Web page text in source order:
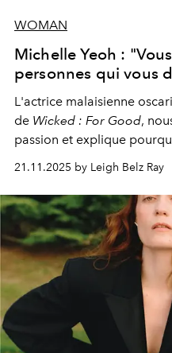
WOMAN
Michelle Yeoh :
personnes qui vous
L'actrice malaisienne
de Wicked : For Good,
passion et explique
personnage qui dit : 'C'est
volonté. Je m'en fiche si
21.11.2025 by Leigh Belz Ray